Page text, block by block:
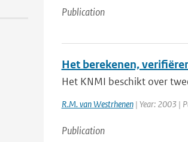
Publication
Het berekenen,
Het KNMI beschikt over
R.M. van Westrhenen| Year: 2003 |
Publication